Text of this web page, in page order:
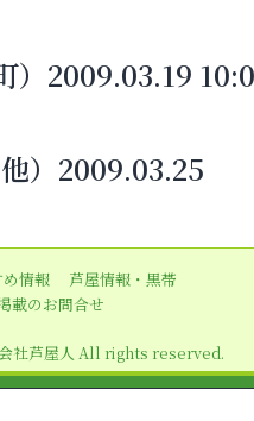
）2009.03.19
）2009.03.25
情報
芦屋情報・黒帯
載のお問合せ
社芦屋人 All rights reserved.